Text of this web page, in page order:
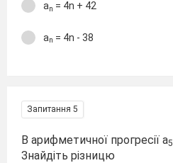
аn = 4n + 42
аn = 4n - 38
Запитання 5
В арифметичної прогресії а5
Знайдіть різницю